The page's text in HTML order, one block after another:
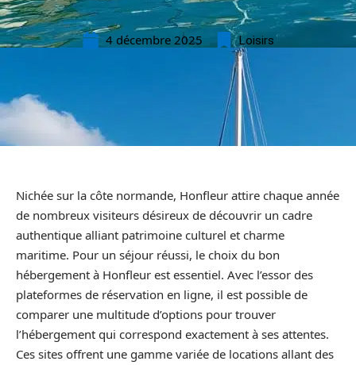
4 décembre 2025 Loisirs
Nichée sur la côte normande, Honfleur attire chaque année
de nombreux visiteurs désireux de découvrir un cadre
authentique alliant patrimoine culturel et charme
maritime. Pour un séjour réussi, le choix du bon
hébergement à Honfleur est essentiel. Avec l’essor des
plateformes de réservation en ligne, il est possible de
comparer une multitude d’options pour trouver
l’hébergement qui correspond exactement à ses attentes.
Ces sites offrent une gamme variée de locations allant des